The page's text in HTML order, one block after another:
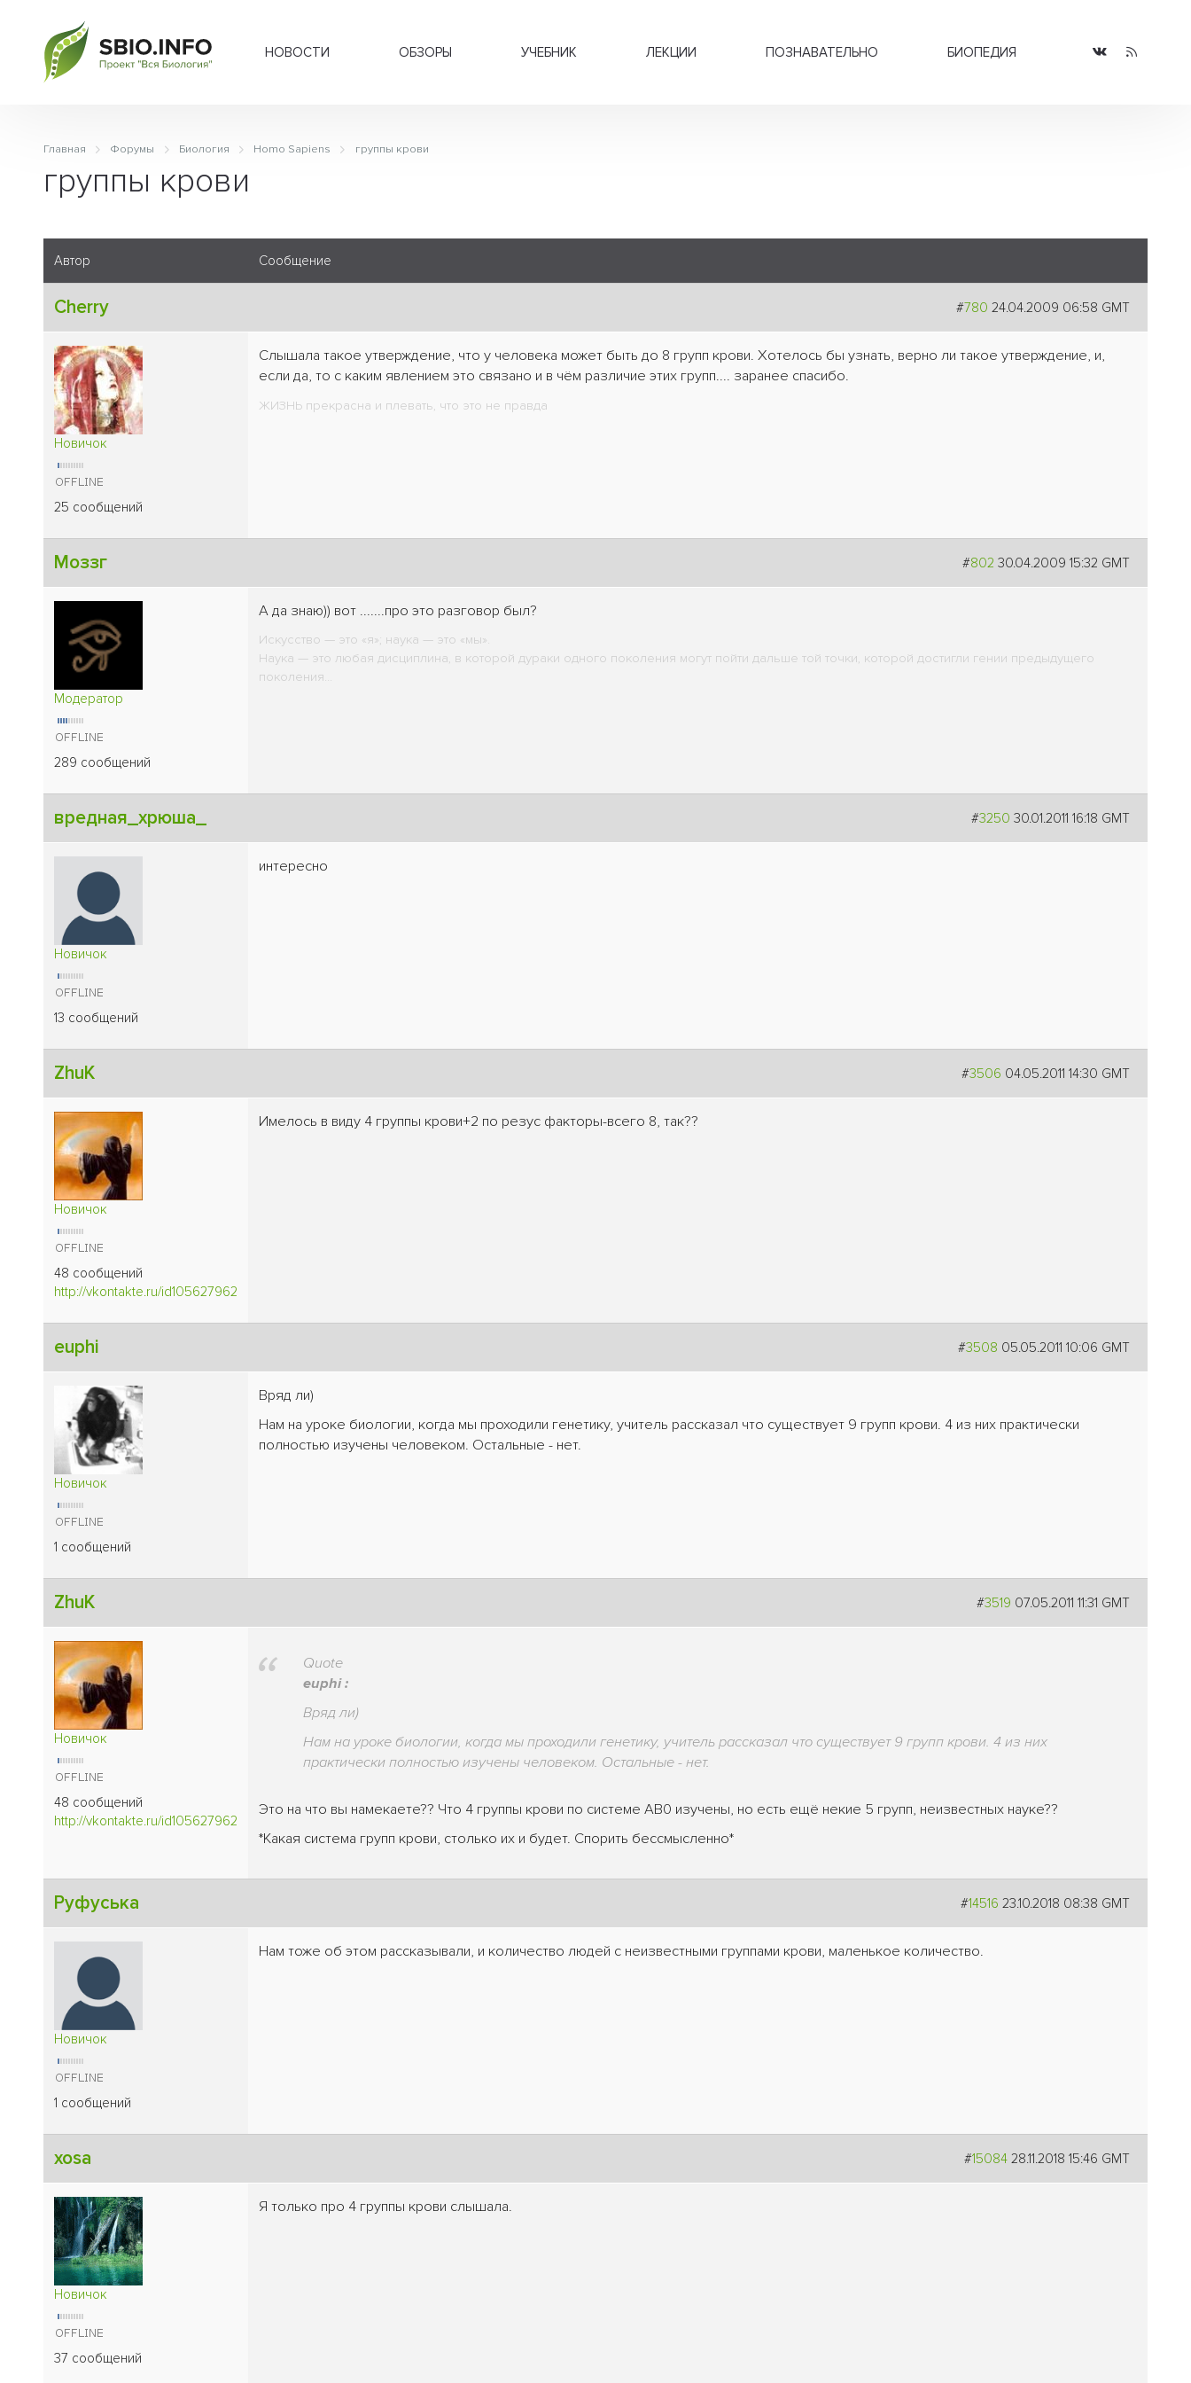
НОВОСТИ ОБЗОРЫ УЧЕБНИК ЛЕКЦИИ ПОЗНАВАТЕЛЬНО БИОПЕДИЯ
Главная Форумы Биология Homo Sapiens группы крови
группы крови
Автор Сообщение
Cherry #780 24.04.2009 06:58 GMT
Новичок
25 сообщений
Слышала такое утверждение, что у человека может быть до 8 групп крови. Хотелось бы узнать, верно ли такое утверждение, и,
если да, то с каким явлением это связано и в чём различие этих групп.... заранее спасибо.
ЖИЗНЬ прекрасна и плевать, что это не правда
Моззг #802 30.04.2009 15:32 GMT
Модератор
289 сообщений
А да знаю)) вот .......про это разговор был?
Искусство — это «я»; наука — это «мы».
Наука — это любая дисциплина, в которой дураки одного поколения могут пойти дальше той точки, которой достигли гении предыдущего
поколения...
вредная_хрюша_ #3250 30.01.2011 16:18 GMT
Новичок
13 сообщений
интересно
ZhuK #3506 04.05.2011 14:30 GMT
Новичок
48 сообщений
http://vkontakte.ru/id105627962
Имелось в виду 4 группы крови+2 по резус факторы-всего 8, так??
euphi #3508 05.05.2011 10:06 GMT
Новичок
1 сообщений
Вряд ли)
Нам на уроке биологии, когда мы проходили генетику, учитель рассказал что существует 9 групп крови. 4 из них практически
полностью изучены человеком. Остальные - нет.
ZhuK #3519 07.05.2011 11:31 GMT
Новичок
48 сообщений
http://vkontakte.ru/id105627962
Quote
euphi :
Вряд ли)
Нам на уроке биологии, когда мы проходили генетику, учитель рассказал что существует 9 групп крови. 4 из них
практически полностью изучены человеком. Остальные - нет.
Это на что вы намекаете?? Что 4 группы крови по системе АВ0 изучены, но есть ещё некие 5 групп, неизвестных науке??
*Какая система групп крови, столько их и будет. Спорить бессмысленно*
Руфуська #14516 23.10.2018 08:38 GMT
Новичок
1 сообщений
Нам тоже об этом рассказывали, и количество людей с неизвестными группами крови, маленькое количество.
xosa #15084 28.11.2018 15:46 GMT
Новичок
37 сообщений
Я только про 4 группы крови слышала.